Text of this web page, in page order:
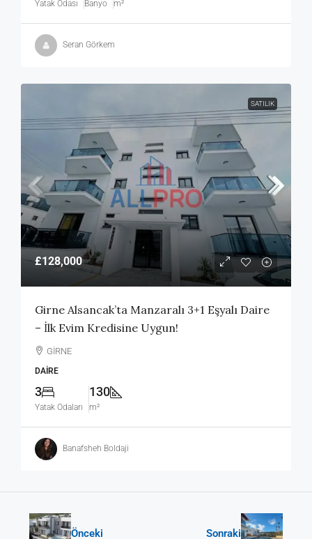
Yatak Odası Banyo m²
Seran Görkem
SATILIK
£128,000
Girne Alsancak’ta Manzaralı 3+1 Eşyalı Daire
– İlk Evim Kredisine Uygun!
GİRNE
DAIRE
3
Yatak Odaları
130
m²
Banafsheh Boldaji
Önceki Sonraki